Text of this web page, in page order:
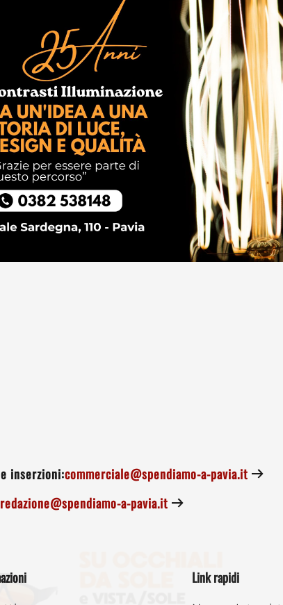
inserzioni:commerciale@spendiamo-a-pavia.it
redazione@spendiamo-a-pavia.it
Link rapidi